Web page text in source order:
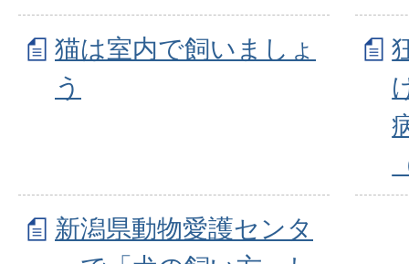
猫は室内で飼いましょ
う
新潟県動物愛護センタ